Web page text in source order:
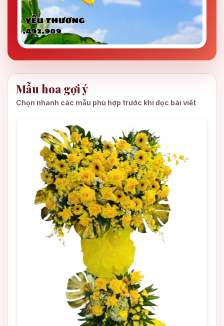
Mẫu hoa gợi ý
Chọn nhanh các mẫu phù hợp trước khi đọc bài viết